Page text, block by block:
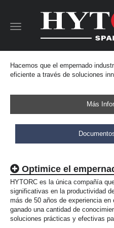
Toggle
Hacemos que el empernado
eficiente a través de soluciones
Más
Optimice el
HYTORC es la única compañía
significativas en la productividad
más de 50 años de experiencia en
ganado una cantidad de
soluciones prácticas y efectivas